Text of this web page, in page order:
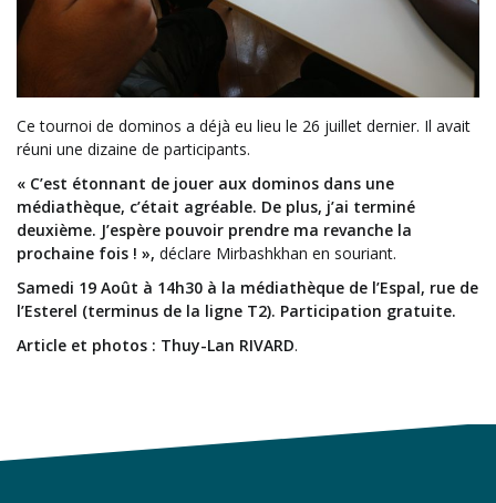
Ce tournoi de dominos a déjà eu lieu le 26 juillet dernier. Il avait
réuni une dizaine de participants.
« C’est étonnant de jouer aux dominos dans une
médiathèque, c’était agréable. De plus, j’ai terminé
deuxième. J’espère pouvoir prendre ma revanche la
prochaine fois ! », déclare Mirbashkhan en souriant.
Samedi 19 Août à 14h30 à la médiathèque de l’Espal, rue de
l’Esterel (terminus de la ligne T2). Participation gratuite.
Article et photos : Thuy-Lan RIVARD.